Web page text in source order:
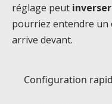
réglage peut
pourriez entendre un
arrive devant.
Configuration